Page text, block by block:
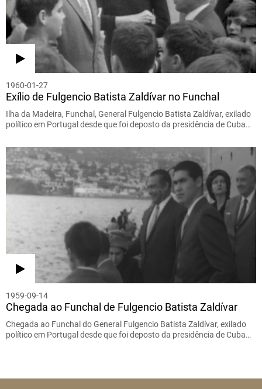
1960-01-27
Exílio de Fulgencio Batista Zaldívar no Funchal
Ilha da Madeira, Funchal, General Fulgencio Batista Zaldívar, exilado
político em Portugal desde que foi deposto da presidência de Cuba…
1959-09-14
Chegada ao Funchal de Fulgencio Batista Zaldívar
Chegada ao Funchal do General Fulgencio Batista Zaldívar, exilado
político em Portugal desde que foi deposto da presidência de Cuba…